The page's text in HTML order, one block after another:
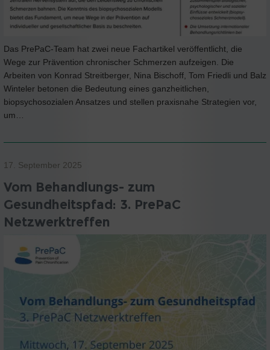
Das PrePaC-Team hat zwei neue Fachartikel veröffentlicht, die
Wege zur Prävention chronischer Schmerzen aufzeigen. Die
Arbeiten von Konrad Streitberger, Nina Bischoff, Tom Friedli und Balz
Winteler betonen die Bedeutung eines ganzheitlichen,
biopsychosozialen Ansatzes und stellen praxisnahe Strategien vor,
um…
17. September 2025
Vom Behandlungs- zum
Gesundheitspfad: 3. PrePaC
Netzwerktreffen